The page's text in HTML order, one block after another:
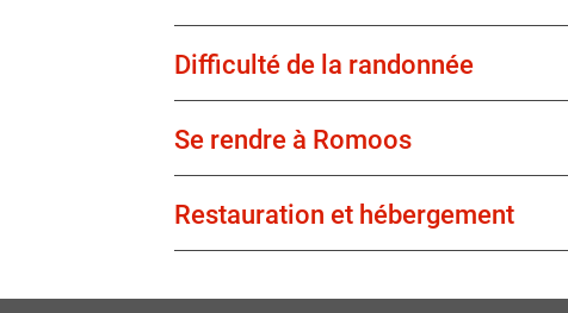
Difficulté de la randonnée
Se rendre à Romoos
Restauration et hébergement